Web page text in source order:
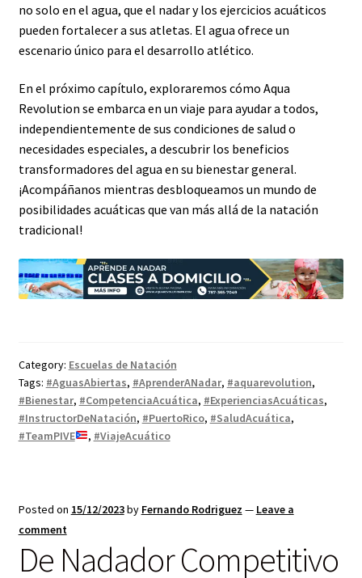
no solo en el agua, que el nadar y los ejercicios acuáticos
pueden fortalecer a sus atletas. El agua ofrece un
escenario único para el desarrollo atlético.
En el próximo capítulo, exploraremos cómo Aqua
Revolution se embarca en un viaje para ayudar a todos,
independientemente de sus condiciones de salud o
necesidades especiales, a descubrir los beneficios
transformadores del agua en su bienestar general.
¡Acompáñanos mientras desbloqueamos un mundo de
posibilidades acuáticas que van más allá de la natación
tradicional!
Category: Escuelas de Natación
Tags: #AguasAbiertas, #AprenderANadar, #aquarevolution,
#Bienestar, #CompetenciaAcuática, #ExperienciasAcuáticas,
#InstructorDeNatación, #PuertoRico, #SaludAcuática,
#TeamPIVE
, #ViajeAcuático
Posted on 15/12/2023by Fernando Rodriguez — Leave a
comment
De Nadador Competitivo